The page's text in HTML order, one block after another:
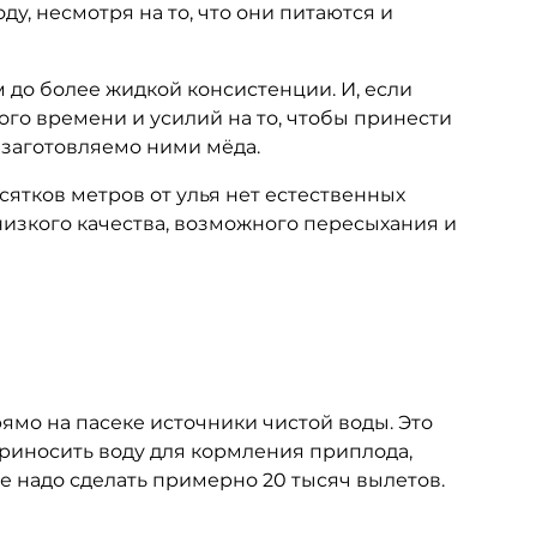
несмотря на то, что они питаются и
более жидкой консистенции. И, если
времени и усилий на то, чтобы принести
заготовляемо ними мёда.
метров от улья нет естественных
качества, возможного пересыхания и
на пасеке источники чистой воды. Это
воду для кормления приплода,
надо сделать примерно 20 тысяч вылетов.